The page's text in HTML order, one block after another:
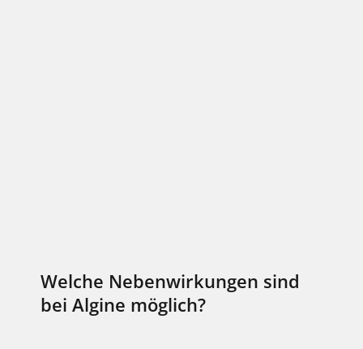
Welche Nebenwirkungen sind
bei Algine möglich?